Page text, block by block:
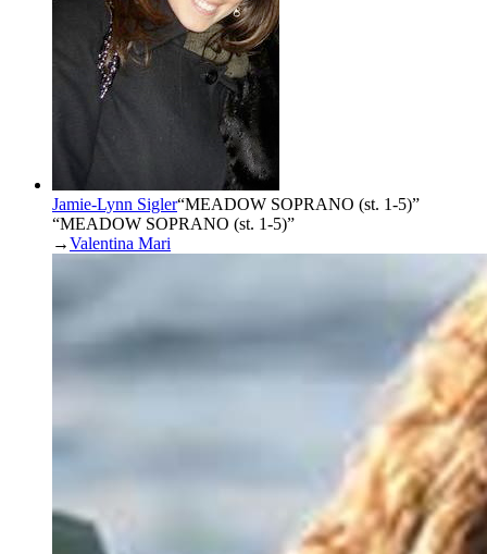
Jamie-Lynn Sigler“MEADOW SOPRANO (st. 1-5)”
“MEADOW SOPRANO (st. 1-5)”
→Valentina Mari